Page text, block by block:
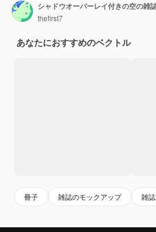
thefirst7
あなたにおすすめのベクトル
冊子 雑誌のモックアップ 雑誌